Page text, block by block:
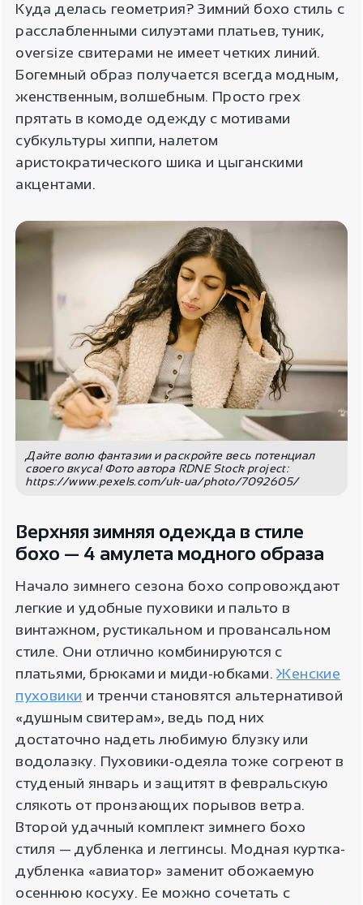
Куда делась геометрия? Зимний бохо стиль с
расслабленными силуэтами платьев, туник,
oversize свитерами не имеет четких линий.
Богемный образ получается всегда модным,
женственным, волшебным. Просто грех
прятать в комоде одежду с мотивами
субкультуры хиппи, налетом
аристократического шика и цыганскими
акцентами.
Дайте волю фантазии и раскройте весь потенциал
своего вкуса! Фото автора RDNE Stock project:
https://www.pexels.com/uk-ua/photo/7092605/
Верхняя зимняя одежда в стиле
бохо — 4 амулета модного образа
Начало зимнего сезона бохо сопровождают
легкие и удобные пуховики и пальто в
винтажном, рустикальном и провансальном
стиле. Они отлично комбинируются с
платьями, брюками и миди-юбками.Женские
пуховики и тренчи становятся альтернативой
«душным свитерам», ведь под них
достаточно надеть любимую блузку или
водолазку. Пуховики-одеяла тоже согреют в
студеный январь и защитят в февральскую
слякоть от пронзающих порывов ветра.
Второй удачный комплект зимнего бохо
стиля — дубленка и леггинсы. Модная куртка-
дубленка «авиатор» заменит обожаемую
осеннюю косуху. Ее можно сочетать с